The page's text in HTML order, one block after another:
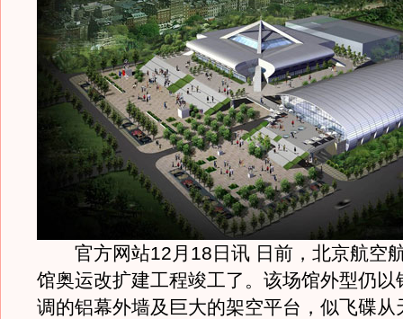
官方网站12月18日讯 日前，北京航空
馆奥运改扩建工程竣工了。该场馆外型仍以
调的铝幕外墙及巨大的架空平台，似飞碟从